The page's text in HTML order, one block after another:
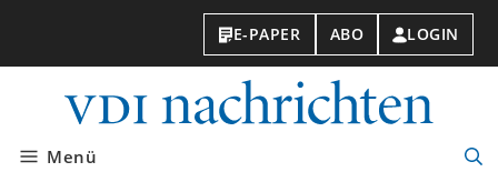
E-PAPER ABO LOGIN
Menü